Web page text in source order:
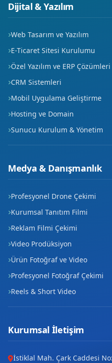
Dijital & Yazılım
Web Tasarım ve Yazılım
E-Ticaret Sitesi Kurulumu
Özel Yazılım ve ERP Çözümleri
CRM Sistemleri
Mobil Uygulama Geliştirme
Hosting ve Domain
Sunucu Kurulum & Yönetim
Medya & Danışmanlık
Profesyonel Drone Çekimi
Kurumsal Tanıtım Filmi
Reklam Filmi Çekimi
Video Prodüksiyon
Ürün Fotoğraf ve Video
Profesyonel Fotoğraf Çekimi
Reels & Short Video
Kurumsal İletişim
İstiklal Mah. Çark Caddesi